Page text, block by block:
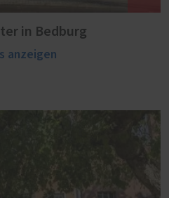
in Bedburg
anzeigen